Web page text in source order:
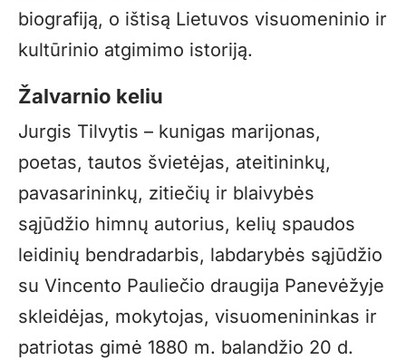
biografiją, o ištisą Lietuvos visuomeninio ir
kultūrinio atgimimo istoriją.
Žalvarnio keliu
Jurgis Tilvytis – kunigas marijonas,
poetas, tautos švietėjas, ateitininkų,
pavasarininkų, zitiečių ir blaivybės
sąjūdžio himnų autorius, kelių spaudos
leidinių bendradarbis, labdarybės sąjūdžio
su Vincento Pauliečio draugija Panevėžyje
skleidėjas, mokytojas, visuomenininkas ir
patriotas gimė 1880 m. balandžio 20 d.